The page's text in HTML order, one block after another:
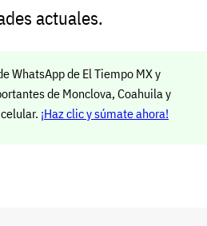
actuales.
WhatsApp de El Tiempo MX y
de Monclova, Coahuila y
¡Haz clic y súmate ahora!